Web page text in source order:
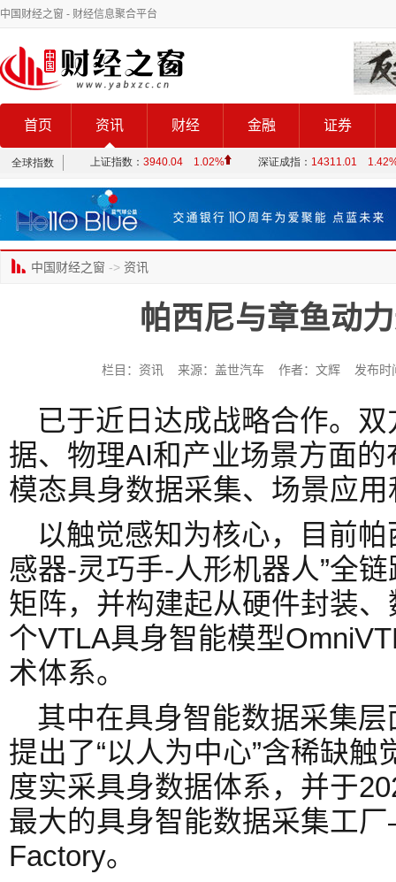
中国财经之窗 - 财经信息聚合平台
首页 资讯 财经 金融 证券
中国财经之窗 -> 资讯
帕西尼与章鱼动
栏目：资讯 来源：盖世汽车 作者：文辉 发布
已于近日达成战略合作。
据、物理AI和产业场景方面
模态具身数据采集、场景应
以触觉感知为核心，目前
感器-灵巧手-人形机器人”全
矩阵，并构建起从硬件封装
个VTLA具身智能模型
术体系。
其中在具身智能数据采集
提出了“以人为中心”含稀缺
度实采具身数据体系，并于
最大的具身智能数据采集工
Factory。